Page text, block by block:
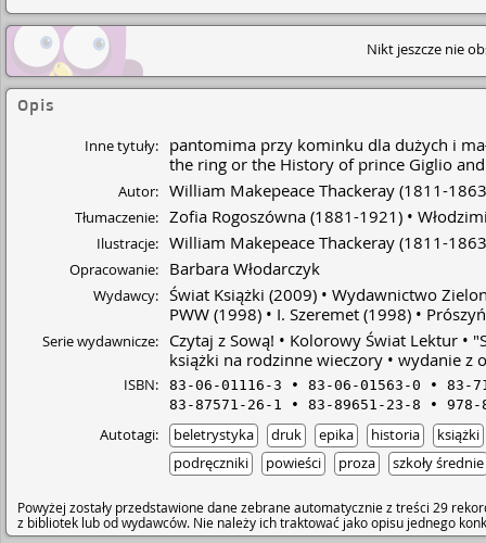
Nikt jeszcze nie
Opis
Inne tytuły:
pantomima przy kominku dla dużych i
the ring or the History of prince Giglio
Autor: William Makepeace Thackeray (1811-
Tłumaczenie: Zofia Rogoszówna (1881-1921)
Ilustracje: William Makepeace Thackeray (1811-
Opracowanie: Barbara Włodarczyk
Wydawcy: Świat Książki (2009)
Wydawnictwo
PWW (1998) I. Szeremet (1998)
Serie wydawnicze: Czytaj z Sową! Kolorowy Świat Lektur
książki na rodzinne wieczory
wydanie z
ISBN: 83-06-01116-3 83-06-01563-0
83-
83-87571-26-1
83-89651-23-8 978-
Autotagi: beletrystyka druk epika historia
książki
podręczniki
powieści proza szkoły średnie
Powyżej zostały przedstawione dane zebrane automatycznie z treści 29
z bibliotek lub od wydawców. Nie należy ich traktować jako opisu jednego